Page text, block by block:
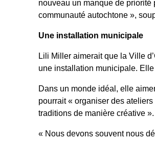
nouveau un manque de priorité
communauté autochtone »,
Une installation municipale
Lili Miller aimerait que la Ville
une installation municipale. Elle
Dans un monde idéal, elle
pourrait « organiser des
traditions de manière créative ».
« Nous devons souvent nous